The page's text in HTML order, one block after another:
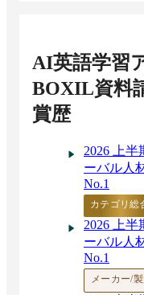
AI英語学習
BOXIL資料
賞歴
2026 上
ーバル人
No.1
カテゴリ総
2026 上
ーバル人
No.1
メーカー/